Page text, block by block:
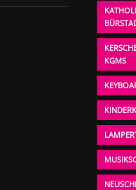
KGMS